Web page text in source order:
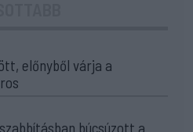
előnyből várja a
búcsúzott a